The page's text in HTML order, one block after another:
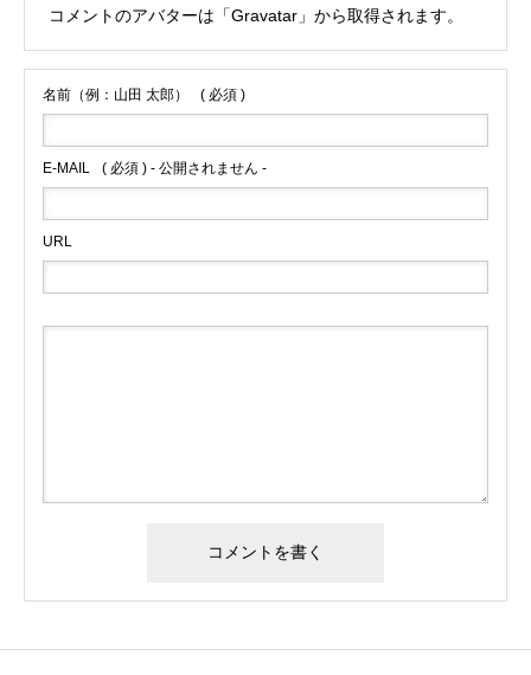
コメントのアバターは「Gravatar 」から取得されます。
名前（例：山田 太郎） ( 必須 )
E-MAIL ( 必須 ) - 公開されません -
URL